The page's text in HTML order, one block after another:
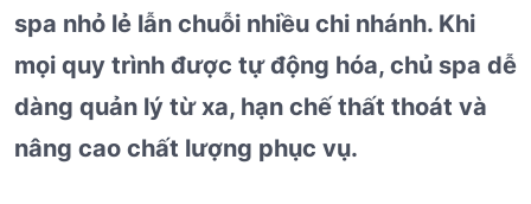
spa nhỏ lẻ lẫn chuỗi nhiều chi nhánh. Khi
mọi quy trình được tự động hóa, chủ spa dễ
dàng quản lý từ xa, hạn chế thất thoát và
nâng cao chất lượng phục vụ.